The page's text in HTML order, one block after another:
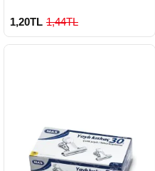
1,20TL 1,44TL